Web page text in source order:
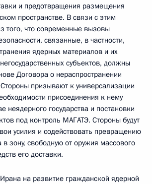
и предотвращения размещения
пространстве. В связи с этим
того, что современные вызовы
связанные, в частности,
ядерных материалов и их
субъектов, должны
Договора о нераспространении
призывают к универсализации
присоединения к нему
неядерного государства и постановки
под контроль МАГАТЭ. Стороны будут
усилия и содействовать превращению
зону, свободную от оружия массового
его доставки.
на развитие гражданской ядерной